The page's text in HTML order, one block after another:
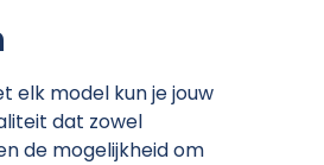
elk model kun je jouw
dat zowel
de mogelijkheid om